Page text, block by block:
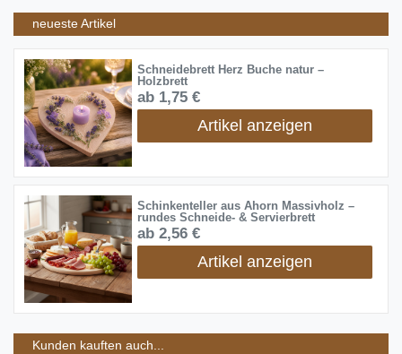
neueste Artikel
Schneidebrett Herz Buche natur –
Holzbrett
ab 1,75 €
Artikel anzeigen
Schinkenteller aus Ahorn Massivholz –
rundes Schneide- & Servierbrett
ab 2,56 €
Artikel anzeigen
Kunden kauften auch...